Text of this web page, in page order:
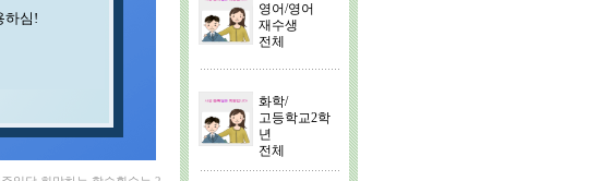
학
하심!
영어/영어
재수생
전체
화학/
고등학교2학
년
전체